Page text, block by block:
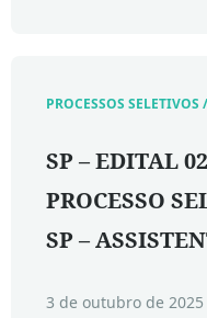
PROCESSOS SELETIVOS
SP – EDITAL
PROCESSO
SP –
3 de outubro de 2025